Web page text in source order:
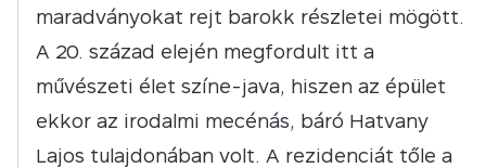
maradványokat rejt barokk részletei mögött.
A 20. század elején megfordult itt a
művészeti élet színe-java, hiszen az épület
ekkor az irodalmi mecénás, báró Hatvany
Lajos tulajdonában volt. A rezidenciát tőle a